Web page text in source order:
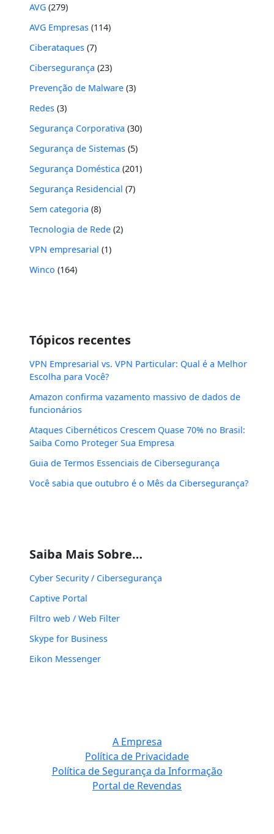
AVG (279)
AVG Empresas (114)
Ciberataques (7)
Cibersegurança (23)
Prevenção de Malware (3)
Redes (3)
Segurança Corporativa (30)
Segurança de Sistemas (5)
Segurança Doméstica (201)
Segurança Residencial (7)
Sem categoria (8)
Tecnologia de Rede (2)
VPN empresarial (1)
Winco (164)
Tópicos recentes
VPN Empresarial vs. VPN Particular: Qual é a Melhor
Escolha para Você?
Amazon confirma vazamento massivo de dados de
funcionários
Ataques Cibernéticos Crescem Quase 70% no Brasil:
Saiba Como Proteger Sua Empresa
Guia de Termos Essenciais de Cibersegurança
Você sabia que outubro é o Mês da Cibersegurança?
Saiba Mais Sobre…
Cyber Security / Cibersegurança
Captive Portal
Filtro web / Web Filter
Skype for Business
Eikon Messenger
A Empresa
Política de Privacidade
Política de Segurança da Informação
Portal de Revendas